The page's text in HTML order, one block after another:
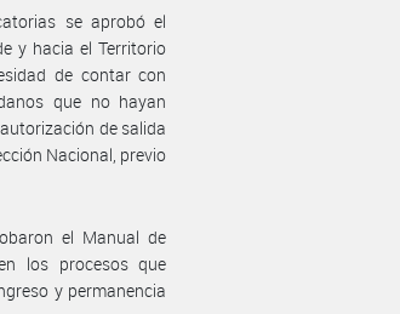
se aprobó el
y hacia el Territorio
de contar con
que no hayan
de salida
Nacional, previo
el Manual de
los procesos que
y permanencia